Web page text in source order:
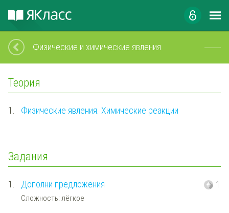
Физические и химические явления
Теория
1. Физические явления. Химические реакции
Задания
1. Дополни предложения
Сложность: лёгкое
1